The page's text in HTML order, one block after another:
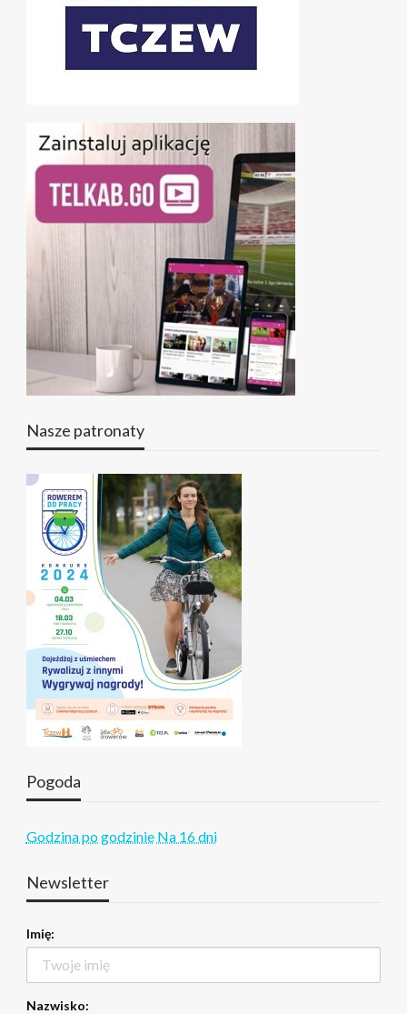
Nasze patronaty
Pogoda
Godzina po godzinie Na 16 dni
Newsletter
Imię:
Nazwisko: